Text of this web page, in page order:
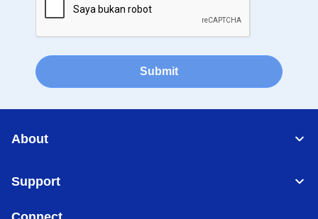
Submit
About
Support